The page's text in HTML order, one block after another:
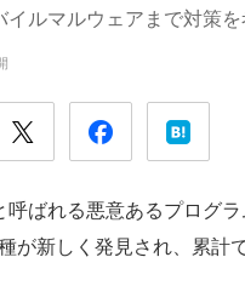
ルマルウェアまで対策を
ばれる悪意あるプログ
が新しく発見され、累